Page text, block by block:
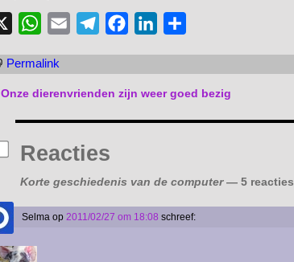
W
a
t
p
p
i
e
a
m
e
k
k
n
e
Permalink
Onze dierenvrienden zijn weer goed bezig
Reacties
Korte geschiedenis van de computer— 5 reacties
Selmaop 2011/02/27 om 18:08 schreef: